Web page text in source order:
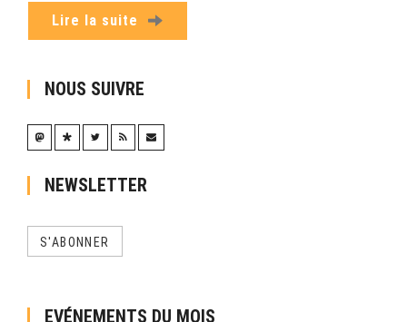
Lire la suite
NOUS SUIVRE
NEWSLETTER
S'ABONNER
EVÉNEMENTS DU MOIS